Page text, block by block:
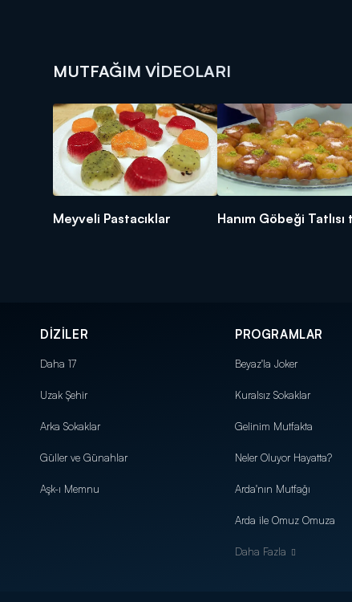
MUTFAĞIM VIDEOLARI
Meyveli Pastacıklar Hanım Göbeği
DİZİLER
Daha 17
Uzak Şehir
Arka Sokaklar
Güller ve Günahlar
Aşk-ı Memnu
PROGRAMLAR
Beyaz'la Joker
Kuralsız Sokaklar
Gelinim Mutfakta
Neler Oluyor Hayatta?
Arda'nın Mutfağı
Arda ile Omuz Omuza
Daha Fazla